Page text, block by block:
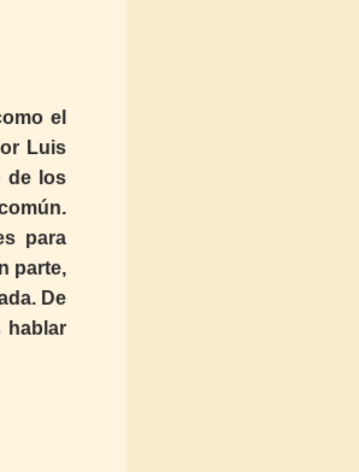
el
Luis
de los
para
parte,
De
hablar